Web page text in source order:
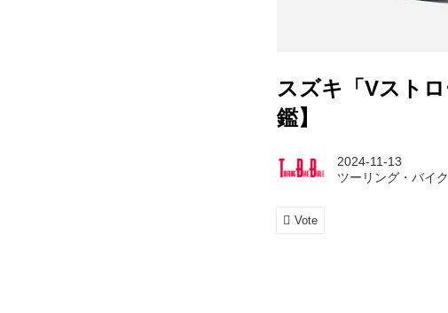
スズキ「Vスト
鑑】
2024-11-13
ツーリング・バイ
Vote